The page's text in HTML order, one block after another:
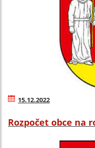
15.12.2022
Rozpočet obce na